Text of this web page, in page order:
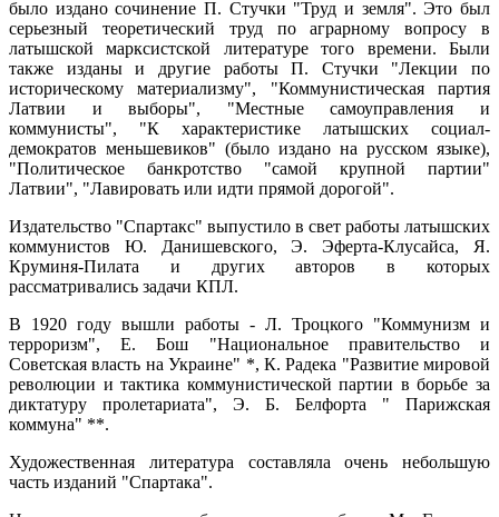
было издано сочинение П. Стучки "Труд и земля". Это был
серьезный теоретический труд по аграрному вопросу в
латышской марксистской литературе того времени. Были
также изданы и другие работы П. Стучки "Лекции по
историческому материализму", "Коммунистическая партия
Латвии и выборы", "Местные самоуправления и
коммунисты", "К характеристике латышских социал-
демократов меньшевиков" (было издано на русском языке),
"Политическое банкротство "самой крупной партии"
Латвии", "Лавировать или идти прямой дорогой".
Издательство "Спартакс" выпустило в свет работы латышских
коммунистов Ю. Данишевского, Э. Эферта-Клусайса, Я.
Круминя-Пилата и других авторов в которых
рассматривались задачи КПЛ.
В 1920 году вышли работы - Л. Троцкого "Коммунизм и
терроризм", Е. Бош "Национальное правительство и
Советская власть на Украине" *, К. Радека "Развитие мировой
революции и тактика коммунистической партии в борьбе за
диктатуру пролетариата", Э. Б. Белфорта " Парижская
коммуна" **.
Художественная литература составляла очень небольшую
часть изданий "Спартака".